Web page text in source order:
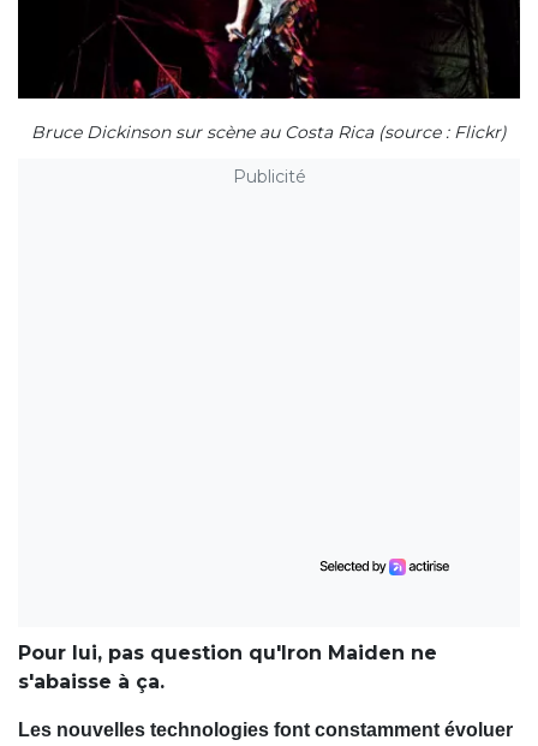
Bruce Dickinson sur scène au Costa Rica (source : Flickr)
Publicité
Pour lui, pas question qu'Iron Maiden ne
s'abaisse à ça.
Les nouvelles technologies font constamment évoluer